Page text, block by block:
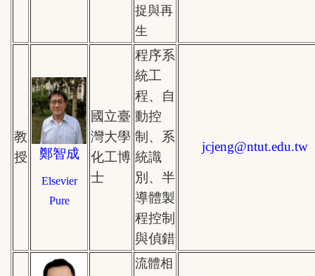
捉與再
生
教
授
鄭智成
Elsevier
Pure
國立臺
灣大學
化工博
士
程序系
統工
程、自
動控
制、系
統識
別、半
導體製
程控制
與偵錯
jcjeng@ntut.edu.tw
流體相